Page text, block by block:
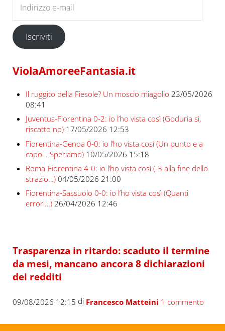
Iscriviti
ViolaAmoreeFantasia.it
Il ruggito della Fiesole? Un moscio miagolio 23/05/2026
08:41
Juventus-Fiorentina 0-2: io l’ho vista così (Goduria sì,
riscatto no) 17/05/2026 12:53
Fiorentina-Genoa 0-0: io l’ho vista così (Un punto e a
capo… Speriamo) 10/05/2026 15:18
Roma-Fiorentina 4-0: io l’ho vista così (-3 alla fine dello
strazio…) 04/05/2026 21:00
Fiorentina-Sassuolo 0-0: io l’ho vista così (Quanti
errori…) 26/04/2026 12:46
Trasparenza in ritardo: scaduto il termine
da mesi, mancano ancora 8 dichiarazioni
dei redditi
09/08/2026 12:15 di Francesco Matteini 1 commento